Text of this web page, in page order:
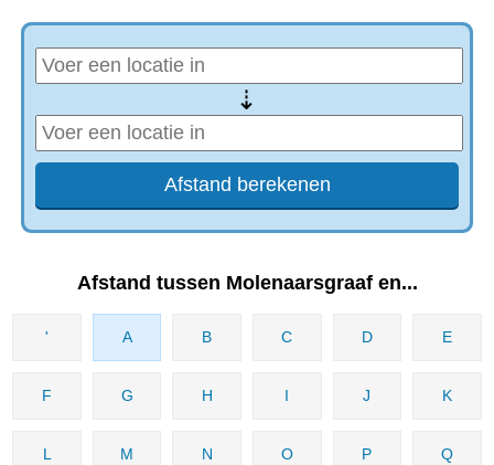
⇢
Afstand tussen Molenaarsgraaf en...
' A B C D E
F G H I J K
L M N O P Q